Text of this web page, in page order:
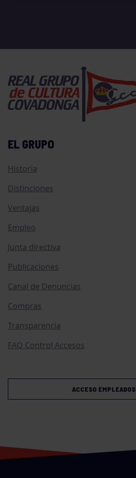
EL GRUPO
Historia
Distinciones
Ventajas
Empleo
Junta directiva
Publicaciones
Canal de Denuncias
Compras
Transparencia
FAQ Control Accesos
ACCESO EMPLEADOS